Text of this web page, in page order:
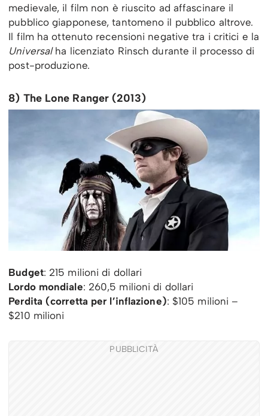
medievale, il film non è riuscito ad affascinare il
pubblico giapponese, tantomeno il pubblico altrove.
Il film ha ottenuto recensioni negative tra i critici e la
Universal ha licenziato Rinsch durante il processo di
post-produzione.
8) The Lone Ranger (2013)
Budget: 215 milioni di dollari
Lordo mondiale: 260,5 milioni di dollari
Perdita (corretta per l’inflazione): $105 milioni –
$210 milioni
PUBBLICITÀ